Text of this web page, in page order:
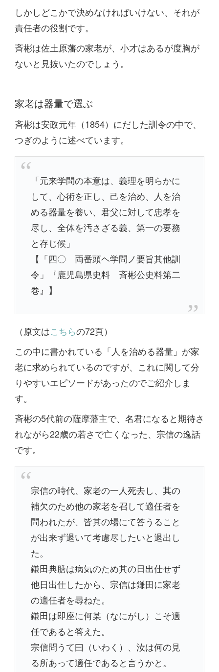
しかしどこかで決めなければいけない、それが
責任者の役割です。
斉彬は佐土原藩の家老が、小才はあるが度胸が
ないと見抜いたのでしょう。
家老は器量で選ぶ
斉彬は安政元年（1854）にだした訓令の中で、
つぎのように述べています。
「元来学問の本意は、義理を明らかに
して、心術を正し、己を治め、人を治
める器量を養い、君父に対して忠孝を
尽し、全体を汚さざる義、第一の要務
と存じ候」
【「四〇 両番頭ヘ学問ノ要旨其他訓
令」『鹿児島県史料 斉彬公史料第二
巻』】
（原文はこちらの72頁）
この中に書かれている「人を治める器量」が家
老に求められているのですが、これに関して分
りやすいエピソードがあったのでご紹介しま
す。
斉彬の5代前の薩摩藩主で、名君になると期待さ
れながら22歳の若さで亡くなった、宗信の逸話
です。
宗信の時代、家老の一人死去し、其の
補欠のため他の家老を召して適任者を
問われたが、皆其の場にて答うること
が出来ず退いて考慮尽したいと退出し
た。
鎌田典膳は病気のため其の日出仕せず
他日出仕したから、宗信は鎌田に家老
の適任者を尋ねた。
鎌田は即座に何某（なにがし）こそ適
任であると答えた。
宗信問うて曰（いわく）、汝は何の見
る所あって適任であると言うかと。